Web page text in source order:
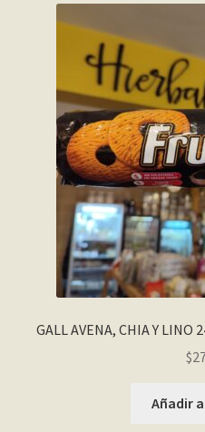
GALL AVENA, CHIA Y LINO
$
Añadir